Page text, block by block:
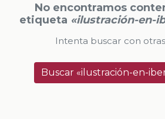
No encontramos
etiqueta «ilustración-en-
Intenta buscar con
Buscar «ilustración-en-